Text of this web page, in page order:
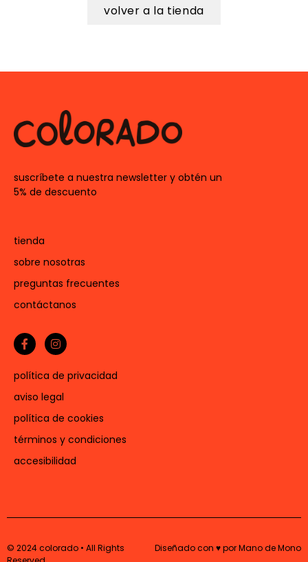
volver a la tienda
suscríbete a nuestra newsletter y obtén un
5% de descuento
tienda
sobre nosotras
preguntas frecuentes
contáctanos
política de privacidad
aviso legal
política de cookies
términos y condiciones
accesibilidad
© 2024 colorado • All Rights
Diseñado con ♥ por Mano de Mono